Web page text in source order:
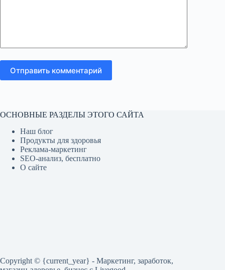
Отправить комментарий
ОСНОВНЫЕ РАЗДЕЛЫ ЭТОГО САЙТА
Наш блог
Продукты для здоровья
Реклама-маркетинг
SEO-анализ, бесплатно
О сайте
Copyright © {current_year} - Маркетинг, заработок,